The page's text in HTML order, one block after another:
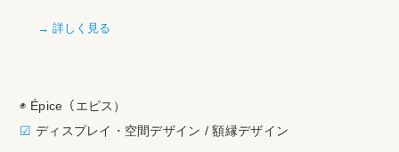
→ 詳しく見る
◉ Épice（エピス）
☑︎ ディスプレイ・空間デザイン / 額縁デザイン